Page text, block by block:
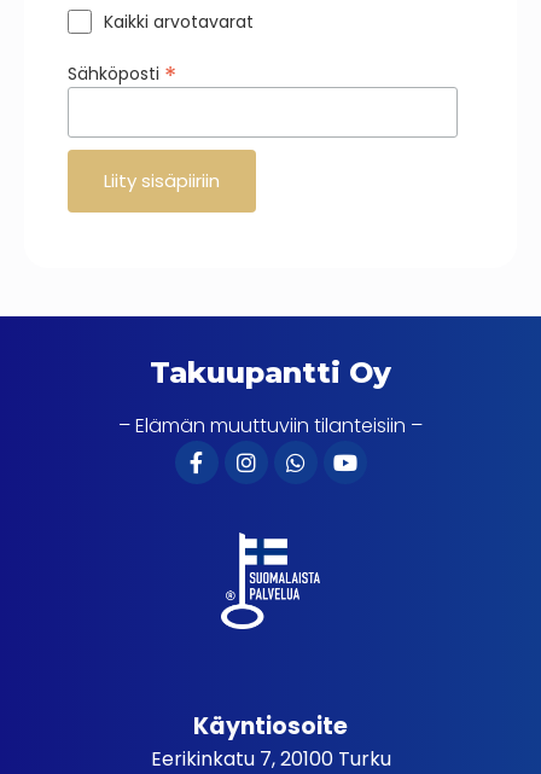
Kaikki arvotavarat
Sähköposti *
Takuupantti Oy
– Elämän muuttuviin tilanteisiin –
Käyntiosoite
Eerikinkatu 7, 20100 Turku